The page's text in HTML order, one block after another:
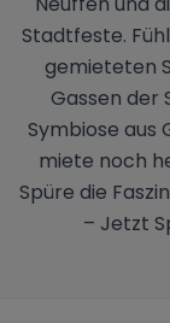
Stadtfeste.
gemieteten
Gassen der
Symbiose aus
miete noch
Spüre die
– Jetzt